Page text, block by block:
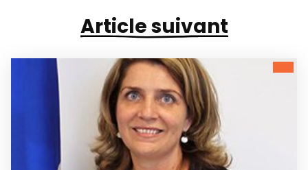
Article suivant